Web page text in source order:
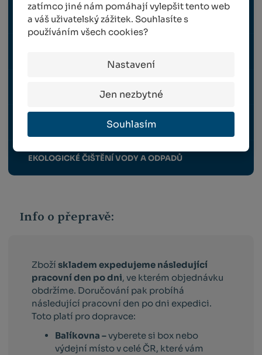
zatímco jiné nám pomáhají vylepšit tento web
a váš uživatelský zážitek. Souhlasíte s
používáním všech cookies?
Nastavení
Jen nezbytné
Souhlasím
VODU AKUMULUJÍCÍ LÁTKY
LÁTKY ZLEPŠUJÍCÍ KVALITU PŮDY
EKOLOGICKÉ ČIŠTĚNÍ VODY A ODPADŮ
Info o přepravě:
Zbožískladem expedujeme následující
pracovní den po dni, ve kterém objednávku
obdržíme. Doručování pak probíhá
následující pracovní den po dni expedici.
Toto platí pro dopravce:
Balíkovna –vyberete si box nebo
výdejní místo v celé ČR, které vám